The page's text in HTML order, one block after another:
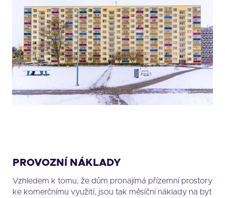
PROVOZNÍ NÁKLADY
Vzhledem k tomu, že dům pronajímá přízemní prostory
ke komerčnímu využití, jsou tak měsíční náklady na byt